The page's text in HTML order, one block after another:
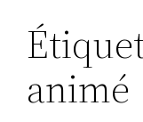
animé